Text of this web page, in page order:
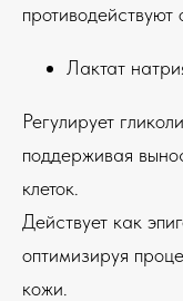
противодействуют
Лактат
Регулирует
поддерживая
клеток.
Действует как
оптимизируя
кожи.